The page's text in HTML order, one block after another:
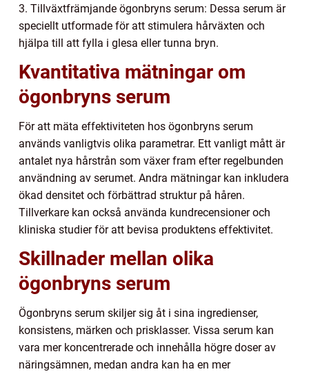
3. Tillväxtfrämjande ögonbryns serum: Dessa serum är
speciellt utformade för att stimulera hårväxten och
hjälpa till att fylla i glesa eller tunna bryn.
Kvantitativa mätningar om
ögonbryns serum
För att mäta effektiviteten hos ögonbryns serum
används vanligtvis olika parametrar. Ett vanligt mått är
antalet nya hårstrån som växer fram efter regelbunden
användning av serumet. Andra mätningar kan inkludera
ökad densitet och förbättrad struktur på håren.
Tillverkare kan också använda kundrecensioner och
kliniska studier för att bevisa produktens effektivitet.
Skillnader mellan olika
ögonbryns serum
Ögonbryns serum skiljer sig åt i sina ingredienser,
konsistens, märken och prisklasser. Vissa serum kan
vara mer koncentrerade och innehålla högre doser av
näringsämnen, medan andra kan ha en mer